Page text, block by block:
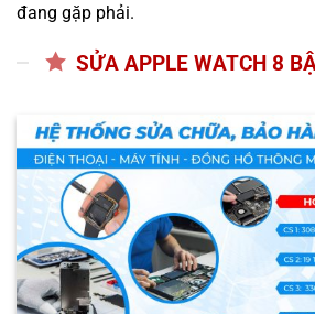
đang gặp phải.
SỬA APPLE WATCH 8